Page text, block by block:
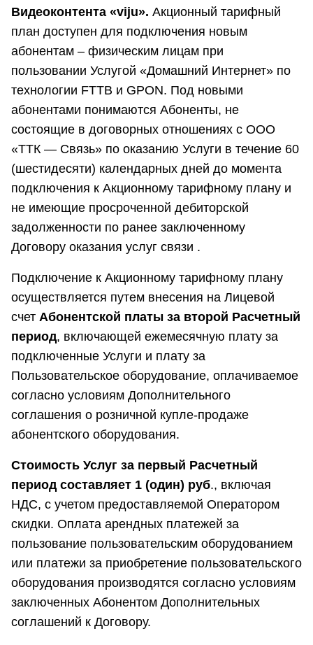
Видеоконтента «viju». Акционный тарифный
план доступен для подключения новым
абонентам – физическим лицам при
пользовании Услугой «Домашний Интернет» по
технологии FTTB и GPON. Под новыми
абонентами понимаются Абоненты, не
состоящие в договорных отношениях с ООО
«ТТК — Связь» по оказанию Услуги в течение 60
(шестидесяти) календарных дней до момента
подключения к Акционному тарифному плану и
не имеющие просроченной дебиторской
задолженности по ранее заключенному
Договору оказания услуг связи .
Подключение к Акционному тарифному плану
осуществляется путем внесения на Лицевой
счет Абонентской платы за второй Расчетный
период, включающей ежемесячную плату за
подключенные Услуги и плату за
Пользовательское оборудование, оплачиваемое
согласно условиям Дополнительного
соглашения о розничной купле-продаже
абонентского оборудования.
Стоимость Услуг за первый Расчетный
период составляет 1 (один) руб., включая
НДС, с учетом предоставляемой Оператором
скидки. Оплата арендных платежей за
пользование пользовательским оборудованием
или платежи за приобретение пользовательского
оборудования производятся согласно условиям
заключенных Абонентом Дополнительных
соглашений к Договору.